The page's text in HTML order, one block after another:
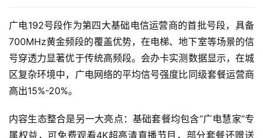
广电192号段作为第四大基础电信运营商的首批号段，具备
700MHz黄金频段的覆盖优势，在电梯、地下室等场景的信
号穿透力显著优于传统高频段。会办卡实测数据显示，在城
区复杂环境中，广电网络的平均信号强度比同级套餐运营商
高出15%-20%。
内容生态整合是另一大亮点：基础套餐均包含”广电慧家”专
属权益，可免费观看4K超高清直播节目，部分套餐还赠送